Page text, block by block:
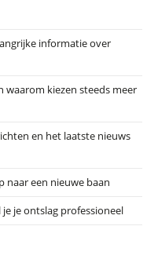
informatie over
waarom kiezen steeds meer
en het laatste nieuws
naar een nieuwe baan
je ontslag professioneel